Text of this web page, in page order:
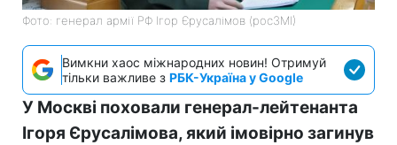
Фото: генерал армії РФ Ігор Єрусалімов (росЗМІ)
Вимкни хаос міжнародних новин! Отримуй
тільки важливе з РБК-Україна у Google
У Москві поховали генерал-лейтенанта
Ігоря Єрусалімова, який імовірно загинув